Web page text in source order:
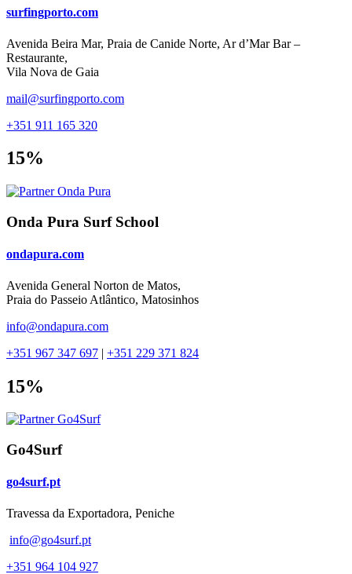
surfingporto.com
Avenida Beira Mar, Praia de Canide Norte, Ar d’Mar Bar –
Restaurante,
Vila Nova de Gaia
mail@surfingporto.com
+351 911 165 320
15%
Onda Pura Surf School
ondapura.com
Avenida General Norton de Matos,
Praia do Passeio Atlântico, Matosinhos
info@ondapura.com
+351 967 347 697 | +351 229 371 824
15%
Go4Surf
go4surf.pt
Travessa da Exportadora, Peniche
info@go4surf.pt
+351 964 104 927